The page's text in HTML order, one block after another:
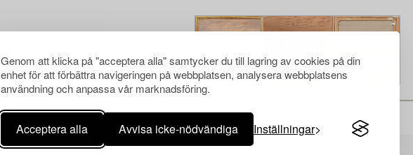
Genom att klicka på "acceptera alla" samtycker du till lagring av cookies på din
enhet för att förbättra navigeringen på webbplatsen, analysera webbplatsens
användning och anpassa vår marknadsföring.
Acceptera alla Avvisa icke-nödvändiga Inställningar
Andra har även tittat på